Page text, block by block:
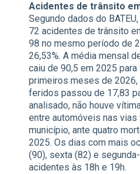
Acidentes de trânsito
Segundo dados do
72 acidentes de trânsito
98 no mesmo período de
26,53%. A média mensal
caiu de 90,5 em 2025
primeiros meses de 2026,
feridos passou de 17,83
analisado, não houve
entre automóveis nas
município, ante quatro
2025. Os dias com mais
(90), sexta (82) e
acidentes às 18h e 19h.